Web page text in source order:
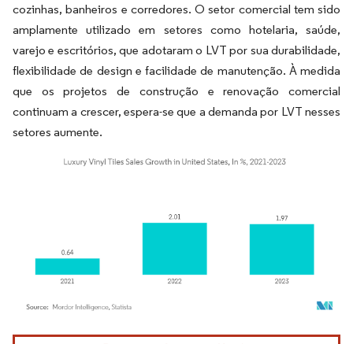
cozinhas, banheiros e corredores. O setor comercial tem sido
amplamente utilizado em setores como hotelaria, saúde,
varejo e escritórios, que adotaram o LVT por sua durabilidade,
flexibilidade de design e facilidade de manutenção. À medida
que os projetos de construção e renovação comercial
continuam a crescer, espera-se que a demanda por LVT nesses
setores aumente.
Imagem © Mordor Intelligence. O reuso requer atribuição conforme CC BY 4.0.